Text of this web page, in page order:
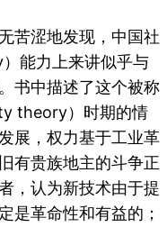
苦涩地发现，中国社
能力上来讲似乎与
书中描述了这个被称
theory）时期的情
展，权力基于工业革
有贵族地主的斗争正
，认为新技术由于提
是革命性和有益的；